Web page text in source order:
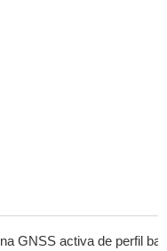
GNSS activa de perfil